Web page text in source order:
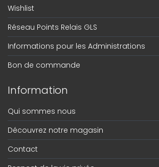
Wishlist
Réseau Points Relais GLS
Informations pour les Administrations
Bon de commande
Information
Qui sommes nous
Découvrez notre magasin
Contact